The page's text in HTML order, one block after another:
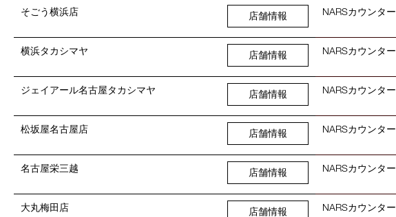
そごう横浜店 店舗情報 NARSカウンター
横浜タカシマヤ 店舗情報 NARSカウンター
ジェイアール名古屋タカシマヤ 店舗情報 NARSカウンター
松坂屋名古屋店 店舗情報 NARSカウンター
名古屋栄三越 店舗情報 NARSカウンター
大丸梅田店 店舗情報 NARSカウンター